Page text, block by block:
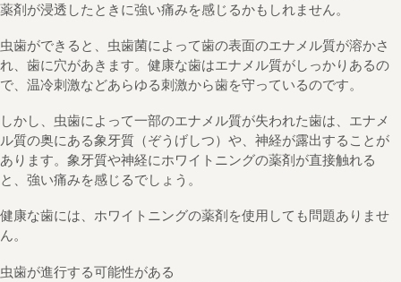
薬剤が浸透したときに強い痛みを感じるかもしれません。
虫歯ができると、虫歯菌によって歯の表面のエナメル質が溶かさ
れ、歯に穴があきます。健康な歯はエナメル質がしっかりあるの
で、温冷刺激などあらゆる刺激から歯を守っているのです。
しかし、虫歯によって一部のエナメル質が失われた歯は、エナメ
ル質の奥にある象牙質（ぞうげしつ）や、神経が露出することが
あります。象牙質や神経にホワイトニングの薬剤が直接触れる
と、強い痛みを感じるでしょう。
健康な歯には、ホワイトニングの薬剤を使用しても問題ありませ
ん。
虫歯が進行する可能性がある